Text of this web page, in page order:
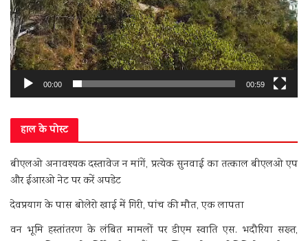
00:00 00:59
हाल के पोस्ट
बीएलओ अनावश्यक दस्तावेज न मांगें, प्रत्येक सुनवाई का तत्काल बीएलओ एप
और ईआरओ नेट पर करें अपडेट
देवप्रयाग के पास बोलेरो खाई में गिरी, पांच की मौत, एक लापता
वन भूमि हस्तांतरण के लंबित मामलों पर डीएम स्वाति एस. भदौरिया सख्त,